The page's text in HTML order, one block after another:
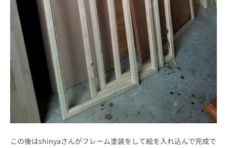
この後はshinyaさんがフレーム塗装をして絵を入れ込んで完成で